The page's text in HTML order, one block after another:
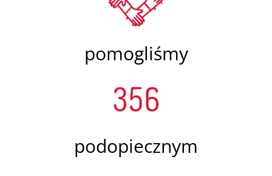
pomogliśmy
356
podopiecznym